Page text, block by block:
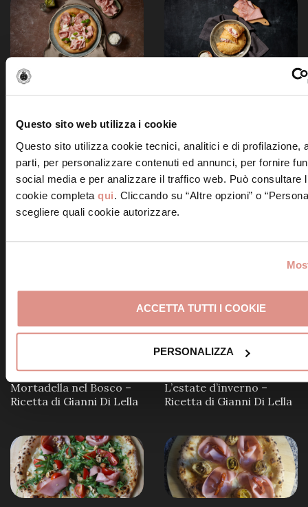
Questo sito web utilizza i cookie
Questo sito utilizza cookie tecnici, analitici e di profilazione,
parti, per personalizzare contenuti ed annunci, per fornire
social media e per analizzare il traffico web. Può consultare
cookie completa qui. Cliccando su “Altre opzioni” o
scegliere quali cookie autorizzare.
ACCETTA TUTTI I COOKIE
PERSONALIZZA
pesto
agrumi caramellati,
Bologna IGP, crema di
Mortadella nel Bosco –
Ricetta di Gianni Di Lella
L’estate d’inverno –
Ricetta di Gianni Di Lella